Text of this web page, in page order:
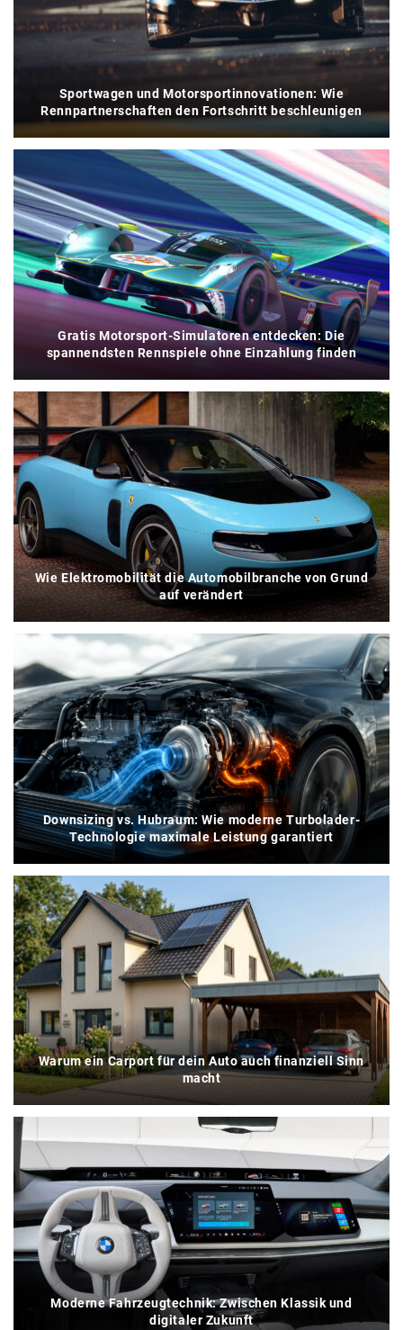
Sportwagen und Motorsportinnovationen: Wie
Rennpartnerschaften den Fortschritt beschleunigen
Gratis Motorsport-Simulatoren entdecken: Die
spannendsten Rennspiele ohne Einzahlung finden
Wie Elektromobilität die Automobilbranche von Grund
auf verändert
Downsizing vs. Hubraum: Wie moderne Turbolader-
Technologie maximale Leistung garantiert
Warum ein Carport für dein Auto auch finanziell Sinn
macht
Moderne Fahrzeugtechnik: Zwischen Klassik und
digitaler Zukunft